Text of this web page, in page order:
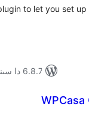
to let you set
6.8.7 دا سىنالغان
WPCasa